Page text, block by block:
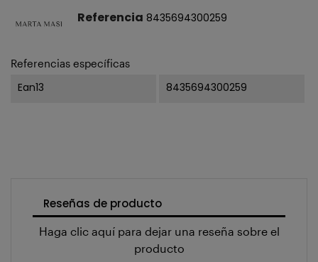
Referencia 8435694300259
Referencias específicas
Ean13 8435694300259
Reseñas de producto
Haga clic aquí para dejar una reseña sobre el
producto